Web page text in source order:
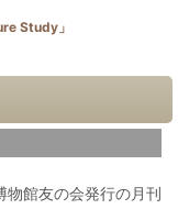
Study」
物館友の会発行の月刊